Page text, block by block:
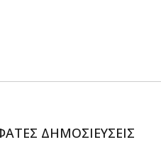
ΔΗΜΟΣΙΕΎΣΕΙΣ